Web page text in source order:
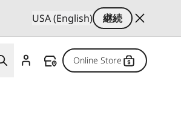
USA (English) 継続
Online Store